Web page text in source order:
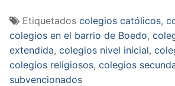
Etiquetados colegios católicos,
colegios en el barrio de Boedo,
extendida, colegios nivel inicial,
colegios religiosos, colegios
subvencionados